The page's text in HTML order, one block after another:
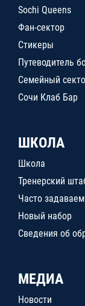
Sochi Queens
Фан-сектор
Стикеры
Путеводитель
Семейный
Сочи Клаб Бар
ШКОЛА
Школа
Тренерский
Часто
Новый набор
Сведения об
МЕДИА
Новости